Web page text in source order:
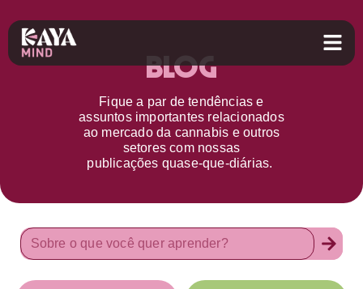
Blog
Fique a par detendências e
assuntos importantes relacionados
ao mercado da cannabis e outros
setorescom nossas
publicações quase-que-diárias.